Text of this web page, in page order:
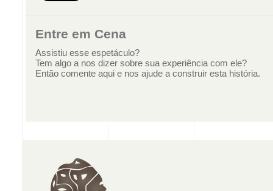
Entre em Cena
Assistiu esse espetáculo?
Tem algo a nos dizer sobre sua experiência com ele?
Então comente aqui e nos ajude a construir esta história.